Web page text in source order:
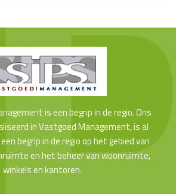
is een begrip in de regio. Ons
in Vastgoed Management, is al
begrip in de regio op het gebied van
en het beheer van woonruimte,
winkels en kantoren.